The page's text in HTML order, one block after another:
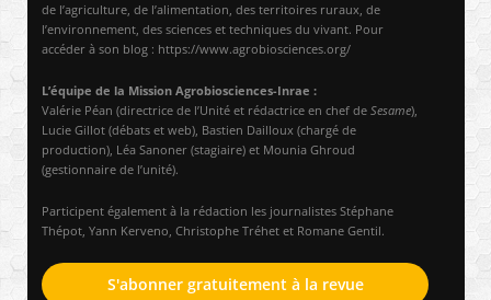
de l’agriculture, de l’alimentation, des territoires ruraux, de
l’environnement, des sciences et techniques du vivant. Pour
accéder à son blog : https://www.agrobiosciences.org/
L’équipe de la Mission Agrobiosciences-Inrae :
Valérie Péan (directrice de l’Unité et rédactrice en chef de Sesame),
Lucie Gillot (débats et web), Bastien Dailloux (chargé de
production), Léa Sanoner (stagiaire) et Mounia Ghroud
(gestionnaire de l’unité).
Participent également à la rédaction les journalistes Stéphane
Thépot, Yann Kerveno, Christophe Tréhet et Romane Gentil.
S'abonner gratuitement à la revue